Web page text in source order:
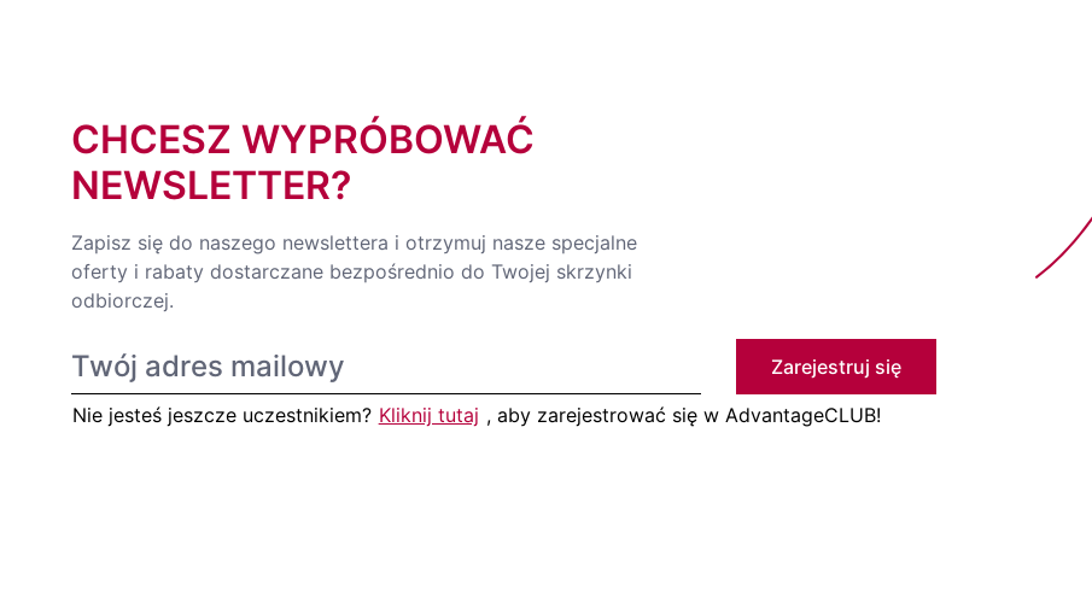
CHCESZ WYPRÓBOWAĆ
NEWSLETTER?
Zapisz się do naszego newslettera i otrzymuj nasze specjalne
oferty i rabaty dostarczane bezpośrednio do Twojej skrzynki
odbiorczej.
Zarejestruj się
Nie jesteś jeszcze uczestnikiem? Kliknij tutaj , aby zarejestrować się w AdvantageCLUB!